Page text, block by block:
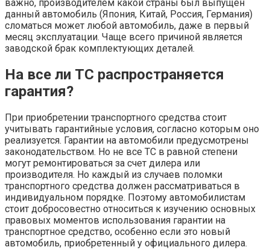
важно, производителем какой страны был выпущен
данный автомобиль (Япония, Китай, Россия, Германия)
сломаться может любой автомобиль, даже в первый
месяц эксплуатации. Чаще всего причиной является
заводской брак комплектующих деталей.
На все ли ТС распространяется
гарантия?
При приобретении транспортного средства стоит
учитывать гарантийные условия, согласно которым оно
реализуется. Гарантии на автомобили предусмотрены
законодательством. Но не все ТС в равной степени
могут ремонтироваться за счет дилера или
производителя. Но каждый из случаев поломки
транспортного средства должен рассматриваться в
индивидуальном порядке. Поэтому автомобилистам
стоит добросовестно относиться к изучению основных
правовых моментов использования гарантии на
транспортное средство, особенно если это новый
автомобиль, приобретенный у официального дилера.